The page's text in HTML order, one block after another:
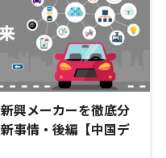
興メーカーを徹底分
事情・後編【中国デ